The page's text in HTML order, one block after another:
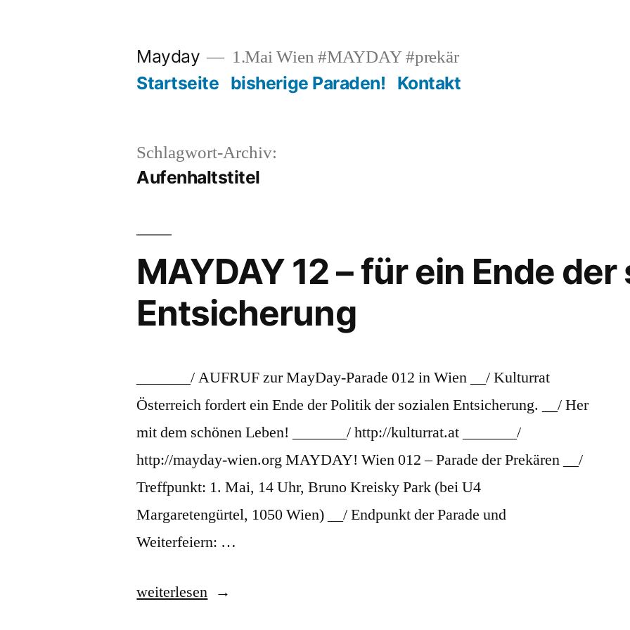
Mayday 1.Mai Wien #MAYDAY #prekär
Startseite bisherige Paraden! Kontakt
Schlagwort-Archiv:
Aufenhaltstitel
MAYDAY 12 – für ein Ende
Entsicherung
_______/ AUFRUF zur MayDay-Parade 012 in Wien __/ Kulturrat
Österreich fordert ein Ende der Politik der sozialen Entsicherung. __/ Her
mit dem schönen Leben! _______/ http://kulturrat.at _______/
http://mayday-wien.org MAYDAY! Wien 012 – Parade der Prekären __/
Treffpunkt: 1. Mai, 14 Uhr, Bruno Kreisky Park (bei U4
Margaretengürtel, 1050 Wien) __/ Endpunkt der Parade und
Weiterfeiern: …
„MAYDAY
weiterlesen